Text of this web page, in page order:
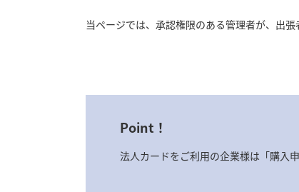
当ページでは、承認権限のある管理者が、出
Point！
法人カードをご利用の企業様は「購入